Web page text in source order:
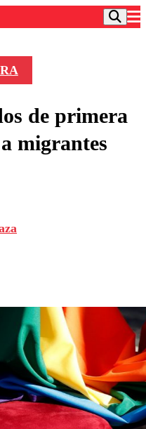
medios
de primera
migrantes